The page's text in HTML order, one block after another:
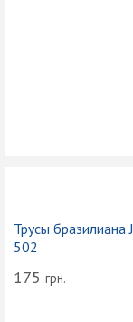
Трусы бразилиана
502
175 грн.